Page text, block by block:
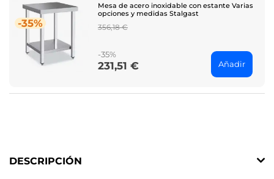
-35%
Mesa de acero inoxidable con estante Varias
opciones y medidas Stalgast
Regular
356,18 €
-35%
Price
231,51 € Añadir
DESCRIPCIÓN